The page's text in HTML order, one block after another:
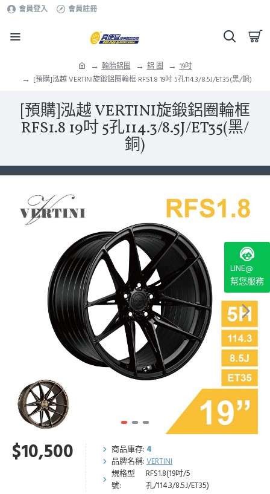
會員登入 會員註冊
輪胎鋁圈 鋁 圈
19吋
[預購]泓越 VERTINI旋鍛鋁圈輪框 RFS1.8 19吋 5孔114.3/8.5J/ET35(黑/銅)
[預購]泓越 VERTINI旋鍛鋁圈輪框
RFS1.8 19吋 5孔114.3/8.5J/ET35(黑/
銅)
$10,500 商品庫存: 4
品牌名稱: VERTINI
規格型
號:
RFS1.8(19吋/5
孔/114.3/8.5J/ET35)
LINE@
幫您服務